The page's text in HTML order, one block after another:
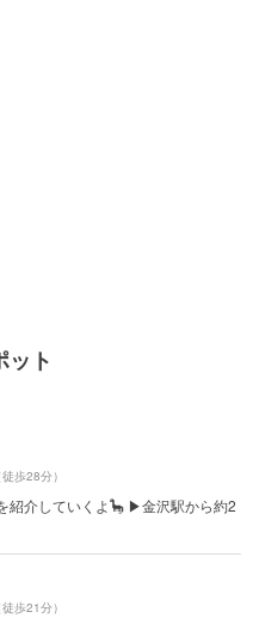
ット
徒歩28分）
紹介していくよ🦕 ▶︎金沢駅から約2
徒歩21分）